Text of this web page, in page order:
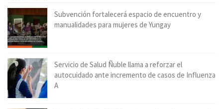
Subvención fortalecerá espacio de encuentro y
manualidades para mujeres de Yungay
Servicio de Salud Ñuble llama a reforzar el
autocuidado ante incremento de casos de Influenza
A